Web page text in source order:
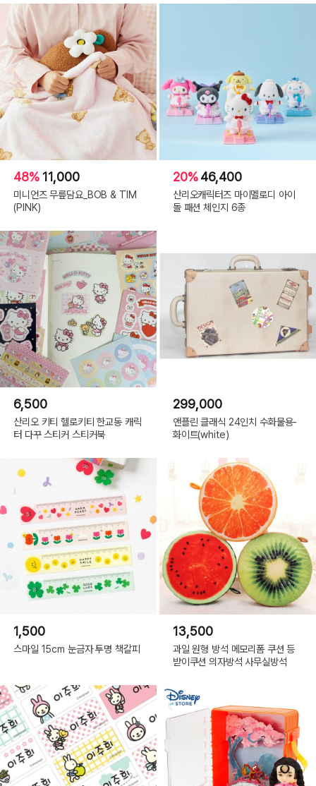
48% 11,000
미니언즈 무릎담요_BOB & TIM
(PINK)
20%46,400
산리오캐릭터즈 마이멜로디 아이
돌 패션 체인지 6종
6,500
산리오 키티 헬로키티 한교동 캐릭
터 다꾸 스티커 스티커북
299,000
앤플린 클래식 24인치 수화물용-
화이트(white)
1,500
스마일 15cm 눈금자 투명 책갈피
13,500
과일 원형 방석 메모리폼 쿠션 등
받이쿠션 의자방석 사무실방석